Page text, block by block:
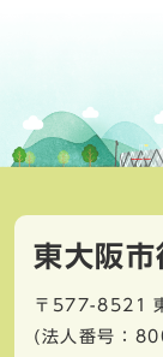
東大阪市
〒577-8521
(法人番号：